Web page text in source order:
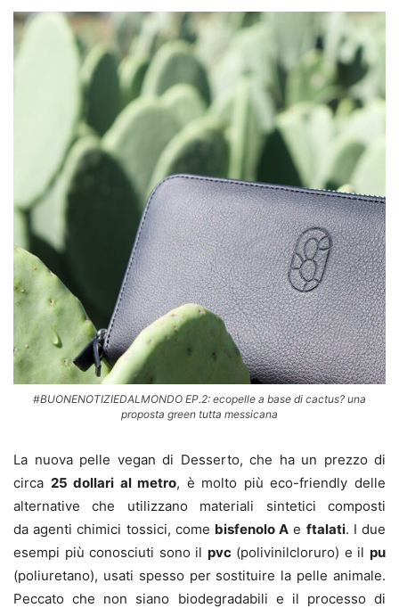
#BUONENOTIZIEDALMONDO EP.2: ecopelle a base di cactus? una
proposta green tutta messicana
La nuova pelle vegan di Desserto, che ha un prezzo di
circa 25 dollari al metro, è molto più eco-friendly delle
alternative che utilizzano materiali sintetici composti
da agenti chimici tossici, come bisfenolo A e ftalati. I due
esempi più conosciuti sono il pvc(polivinilcloruro) e ilpu
(poliuretano), usati spesso per sostituire la pelle animale.
Peccato che non siano biodegradabili e il processo di